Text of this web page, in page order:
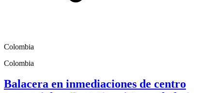
Colombia
Colombia
Balacera en inmediaciones de centro